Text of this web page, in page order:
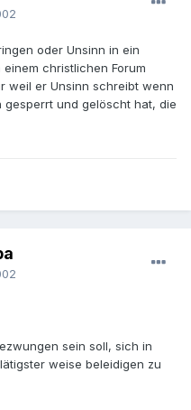
oder Unsinn in ein
christlichen Forum
weil er Unsinn schreibt wenn
und gelöscht hat, die
sein soll, sich in
weise beleidigen zu